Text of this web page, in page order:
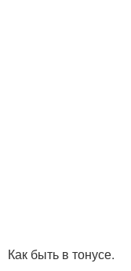
Как быть в тонусе.